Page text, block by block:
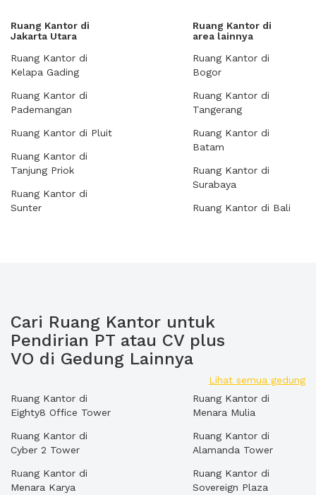
Ruang Kantor di
Jakarta Utara
Ruang Kantor di
Kelapa Gading
Ruang Kantor di
Pademangan
Ruang Kantor di Pluit
Ruang Kantor di
Tanjung Priok
Ruang Kantor di
Sunter
Ruang Kantor di
area lainnya
Ruang Kantor di
Bogor
Ruang Kantor di
Tangerang
Ruang Kantor di
Batam
Ruang Kantor di
Surabaya
Ruang Kantor di Bali
Cari Ruang Kantor untuk
Pendirian PT atau CV plus
VO di Gedung Lainnya
Lihat semua gedung
Ruang Kantor di
Eighty8 Office Tower
Ruang Kantor di
Cyber 2 Tower
Ruang Kantor di
Menara Karya
Ruang Kantor di
Menara Mulia
Ruang Kantor di
Alamanda Tower
Ruang Kantor di
Sovereign Plaza